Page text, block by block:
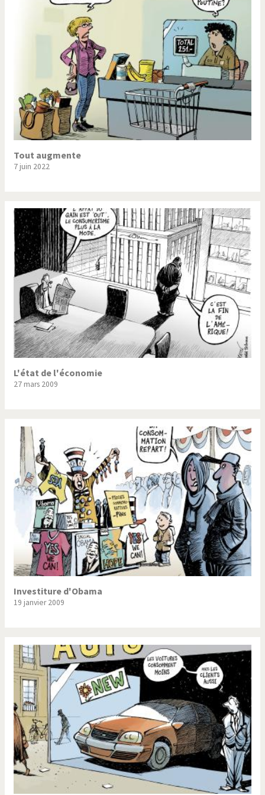
Un monde de foot
Vous avez dit "Islam"?
Tout augmente
7 juin 2022
L'état de l'économie
27 mars 2009
Investiture d'Obama
19 janvier 2009